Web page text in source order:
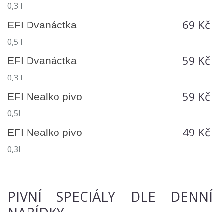
0,3 l
EFI Dvanáctka 69 Kč
0,5 l
EFI Dvanáctka 59 Kč
0,3 l
EFI Nealko pivo 59 Kč
0,5l
EFI Nealko pivo 49 Kč
0,3l
PIVNÍ SPECIÁLY DLE DENNÍ